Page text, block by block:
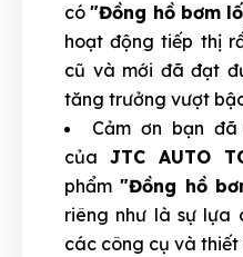
có"Đồng hồ bơm
hoạt động tiếp thị
cũ và mới đã đạt
tăng trưởng vượt
Cảm ơn bạn
của JTC AUTO
phẩm "Đồng hồ
riêng như là sự lựa
các công cụ và thiết